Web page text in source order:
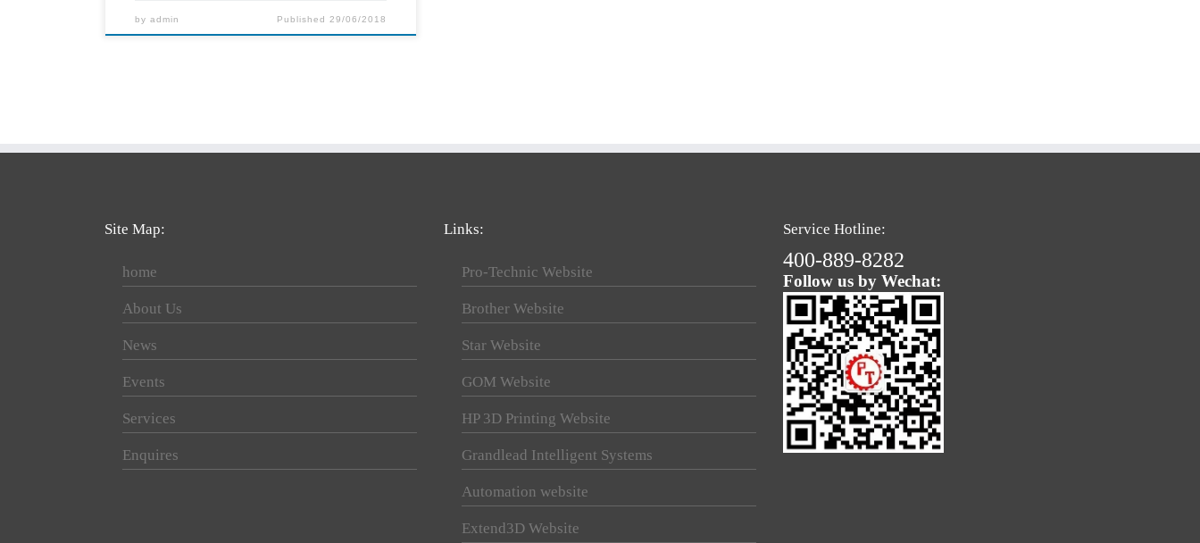
byadmin Published 29/06/2018
Site Map:
home
About Us
News
Events
Services
Enquires
Links:
Pro-Technic Website
Brother Website
Star Website
GOM Website
HP 3D Printing Website
Grandlead Intelligent Systems
Automation website
Extend3D Website
Service Hotline:
400-889-8282
Follow us by Wechat: